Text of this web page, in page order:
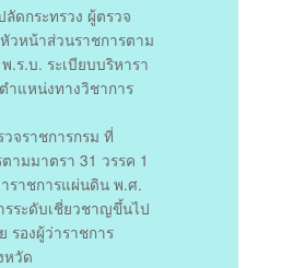
ดกระทรวง ผู้ตรวจ
วหน้าส่วนราชการตาม
.ร.บ. ระเบียบบริหารา
ำแหน่งทางวิชาการ
จราชการกรม ที่
ามมาตรา 31 วรรค 1
ราชการแผ่นดิน พ.ศ.
ระดับเชี่ยวชาญขึ้นไป
รองผู้ว่าราชการ
หวัด